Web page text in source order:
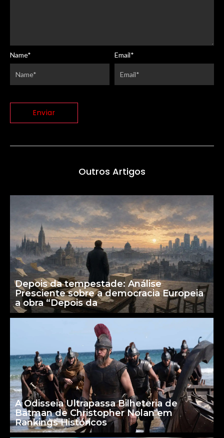
Name* Email*
Outros Artigos
Depois da tempestade: Análise
Presciente sobre a democracia Europeia
a obra “Depois da
A Odisseia Ultrapassa Bilheteria de
Batman de Christopher Nolan em
Rankings Históricos